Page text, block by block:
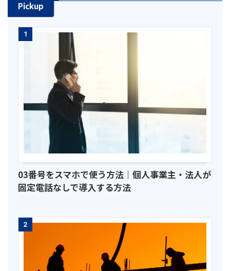
Pickup
1
03番号をスマホで使う方法｜個人事業主・法人が
固定電話なしで導入する方法
2